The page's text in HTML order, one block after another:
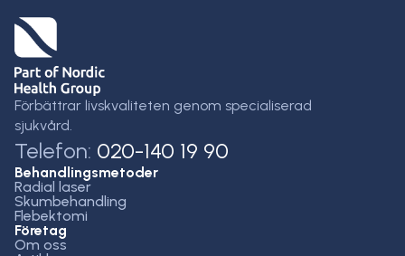
Förbättrar livskvaliteten genom specialiserad
sjukvård.
Telefon: 020-140 19 90
Behandlingsmetoder
Radial laser
Skumbehandling
Flebektomi
Företag
Om oss